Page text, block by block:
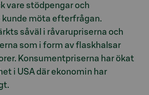
vare stödpengar och
möta efterfrågan.
såväl i råvarupriserna och
som i form av flaskhalsar
Konsumentpriserna har ökat
i USA där ekonomin har